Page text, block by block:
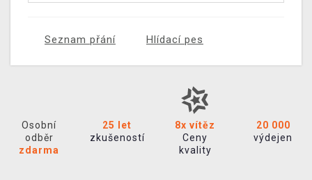
Seznam přání Hlídací pes
Osobní
odběr
zdarma
25 let
zkušeností
8x vítěz
Ceny
kvality
20 000
výdejen